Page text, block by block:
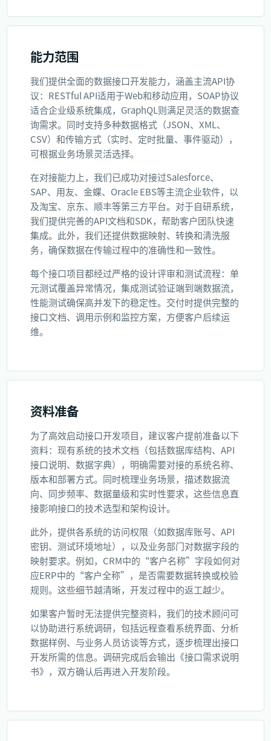
能力范围
我们提供全面的数据接口开发能力，涵盖主流API协
议：RESTful API适用于Web和移动应用，SOAP协议
适合企业级系统集成，GraphQL则满足灵活的数据查
询需求。同时支持多种数据格式（JSON、XML、
CSV）和传输方式（实时、定时批量、事件驱动），
可根据业务场景灵活选择。
在对接能力上，我们已成功对接过Salesforce、
SAP、用友、金蝶、Oracle EBS等主流企业软件，以
及淘宝、京东、顺丰等第三方平台。对于自研系统，
我们提供完善的API文档和SDK，帮助客户团队快速
集成。此外，我们还提供数据映射、转换和清洗服
务，确保数据在传输过程中的准确性和一致性。
每个接口项目都经过严格的设计评审和测试流程：单
元测试覆盖异常情况，集成测试验证端到端数据流，
性能测试确保高并发下的稳定性。交付时提供完整的
接口文档、调用示例和监控方案，方便客户后续运
维。
资料准备
为了高效启动接口开发项目，建议客户提前准备以下
资料：现有系统的技术文档（包括数据库结构、API
接口说明、数据字典），明确需要对接的系统名称、
版本和部署方式。同时梳理业务场景，描述数据流
向、同步频率、数据量级和实时性要求，这些信息直
接影响接口的技术选型和架构设计。
此外，提供各系统的访问权限（如数据库账号、API
密钥、测试环境地址），以及业务部门对数据字段的
映射要求。例如，CRM中的“客户名称”字段如何对
应ERP中的“客户全称”，是否需要数据转换或校验
规则。这些细节越清晰，开发过程中的返工越少。
如果客户暂时无法提供完整资料，我们的技术顾问可
以协助进行系统调研，包括远程查看系统界面、分析
数据样例、与业务人员访谈等方式，逐步梳理出接口
开发所需的信息。调研完成后会输出《接口需求说明
书》，双方确认后再进入开发阶段。